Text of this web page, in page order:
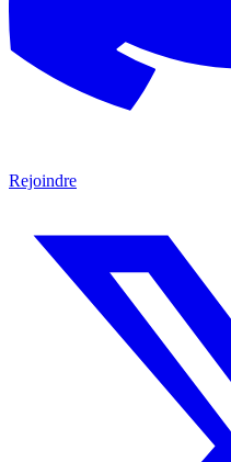
Rejoindre